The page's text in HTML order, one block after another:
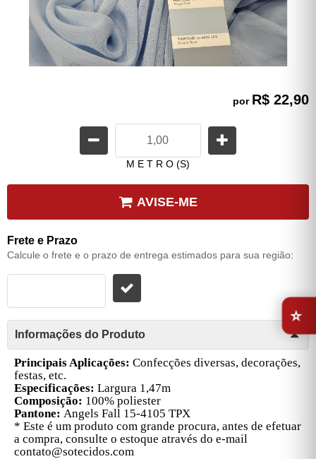
por R$ 22,90
M E T R O (S)
AVISE-ME
Frete e Prazo
Calcule o frete e o prazo de entrega estimados para sua região:
Informações do Produto
Principais Aplicações: Confecções diversas, decorações,
festas, etc.
Especificações: Largura 1,47m
Composição: 100% poliester
Pantone: Angels Fall 15-4105 TPX
* Este é um produto com grande procura, antes de efetuar
a compra, consulte o estoque através do e-mail
contato@sotecidos.com
⭐